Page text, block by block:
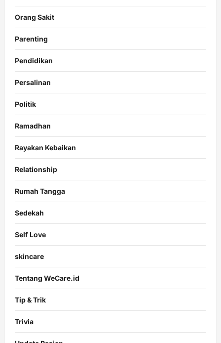
Orang Sakit
Parenting
Pendidikan
Persalinan
Politik
Ramadhan
Rayakan Kebaikan
Relationship
Rumah Tangga
Sedekah
Self Love
skincare
Tentang WeCare.id
Tip & Trik
Trivia